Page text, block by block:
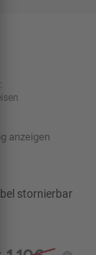
anzeigen
stornierbar